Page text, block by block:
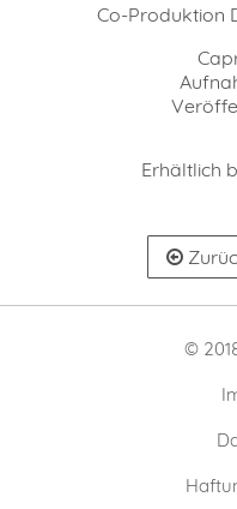
Co-Produktion
Erhältlich
©